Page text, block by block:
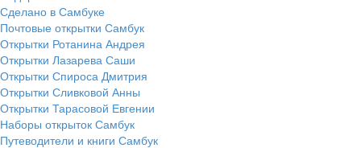
Сделано в Самбуке
Почтовые открытки Самбук
Открытки Ротанина Андрея
Открытки Лазарева Саши
Открытки Спироса Дмитрия
Открытки Сливковой Анны
Открытки Тарасовой Евгении
Наборы открыток Самбук
Путеводители и книги Самбук